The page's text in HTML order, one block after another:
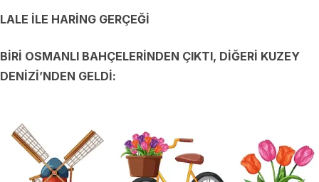
LALE İLE HARİNG GERÇEĞİ
BİRİ OSMANLI BAHÇELERİNDEN ÇIKTI, DİĞERİ KUZEY
DENİZİ’NDEN GELDİ: